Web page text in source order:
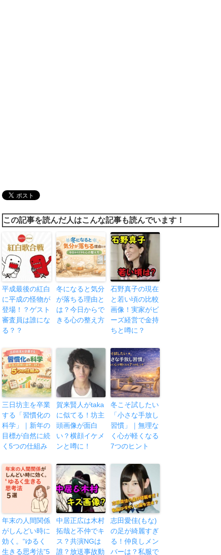
この記事を読んだ人はこんな記事も読んでいます！
平成最後の紅白
に平成の怪物が
登場！？ゲスト
審査員は誰にな
る？？
冬になると気分
が落ちる理由と
は？今日からで
きる心の整え方
石野真子の現在
と若い頃の比較
画像！実家がビ
ーズ経営で金持
ちと噂に？
三日坊主を卒業
する「習慣化の
科学」｜新年の
目標が自然に続
く5つの仕組み
賀来賢人がtaka
に似てる！坊主
頭画像が面白
い？横顔イケメ
ンと噂に！
冬こそ試したい
「小さな手放し
習慣」｜無理な
く心が軽くなる
7つのヒント
年末の人間関係
がしんどい時に
効く。“ゆるく
生きる思考法”5
中居正広は木村
拓哉と不仲でキ
ス？共演NGは
誰？放送事故動
志田愛佳(もな)
の足が綺麗すぎ
る！仲良しメン
バーは？私服で